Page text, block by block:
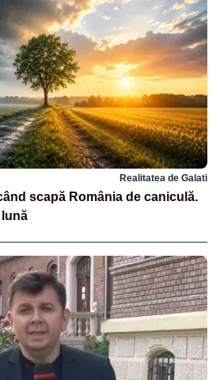
Realitatea de Galati
scapă România de caniculă.
lună